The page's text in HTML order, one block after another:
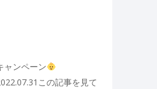
ャンペーン
この記事を見て